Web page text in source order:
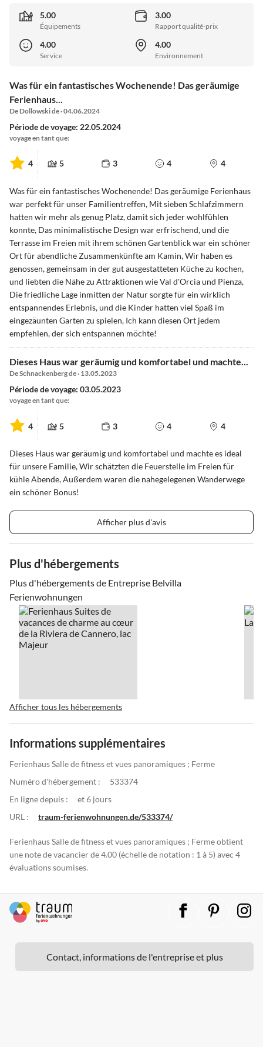
5.00
Équipements
3.00
Rapport qualité-prix
4.00
Service
4.00
Environnement
Was für ein fantastisches Wochenende! Das geräumige
Ferienhaus...
De Dollowski de · 04.06.2024
Période de voyage: 22.05.2024
voyage en tant que:
4 5 3 4 4
Was für ein fantastisches Wochenende! Das geräumige Ferienhaus
war perfekt für unser Familientreffen, Mit sieben Schlafzimmern
hatten wir mehr als genug Platz, damit sich jeder wohlfühlen
konnte, Das minimalistische Design war erfrischend, und die
Terrasse im Freien mit ihrem schönen Gartenblick war ein schöner
Ort für abendliche Zusammenkünfte am Kamin, Wir haben es
genossen, gemeinsam in der gut ausgestatteten Küche zu kochen,
und liebten die Nähe zu Attraktionen wie Val d'Orcia und Pienza,
Die friedliche Lage inmitten der Natur sorgte für ein wirklich
entspannendes Erlebnis, und die Kinder hatten viel Spaß im
eingezäunten Garten zu spielen, Ich kann diesen Ort jedem
empfehlen, der sich entspannen möchte!
Dieses Haus war geräumig und komfortabel und machte...
De Schnackenberg de · 13.05.2023
Période de voyage: 03.05.2023
voyage en tant que:
4 5 3 4 4
Dieses Haus war geräumig und komfortabel und machte es ideal
für unsere Familie, Wir schätzten die Feuerstelle im Freien für
kühle Abende, Außerdem waren die nahegelegenen Wanderwege
ein schöner Bonus!
Afficher plus d'avis
Plus d'hébergements
Plus d'hébergements de Entreprise Belvilla
Ferienwohnungen
Afficher tous les hébergements
Informations supplémentaires
Ferienhaus Salle de fitness et vues panoramiques ; Ferme
Numéro d'hébergement :
533374
En ligne depuis :
et 6 jours
URL :
traum-ferienwohnungen.de/533374/
Ferienhaus Salle de fitness et vues panoramiques ; Ferme obtient
une note de vacancier de 4.00 (échelle de notation : 1 à 5) avec 4
évaluations soumises.
Contact, informations de l'entreprise et plus